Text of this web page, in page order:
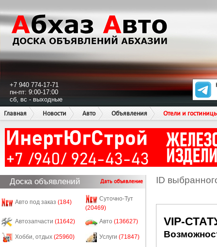
+7 940 774-17-71
пн-пт: 9:00-17:00
сб, вс - выходные
Главная
Новости Авто Объявления Отели и
Доска объявлений Дать объявление
Авто под заказ (184)
Суточно-Тут
(20469)
Автозапчасти (11642) Авто (136627)
Хобби, отдых (25960) Услуги (71847)
ID
VIP-